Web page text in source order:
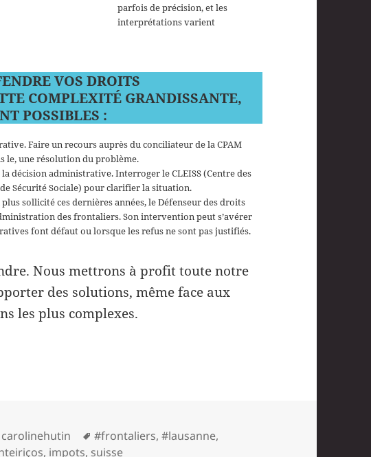
parfois de précision, et les
interprétations varient
VOS DROITS
COMPLEXITÉ GRANDISSANTE,
POSSIBLES :
Faire un recours auprès du conciliateur de la CPAM
le, une résolution du problème.
décision administrative. Interroger le CLEISS (Centre des
Sécurité Sociale) pour clarifier la situation.
sollicité ces dernières années, le Défenseur des droits
des frontaliers. Son intervention peut s’avérer
font défaut ou lorsque les refus ne sont pas justifiés.
Nous mettrons à profit toute notre
des solutions, même face aux
les plus complexes.
Auteur
carolinehutin
Mots-
clés
#frontaliers,#lausanne,
, impots, suisse